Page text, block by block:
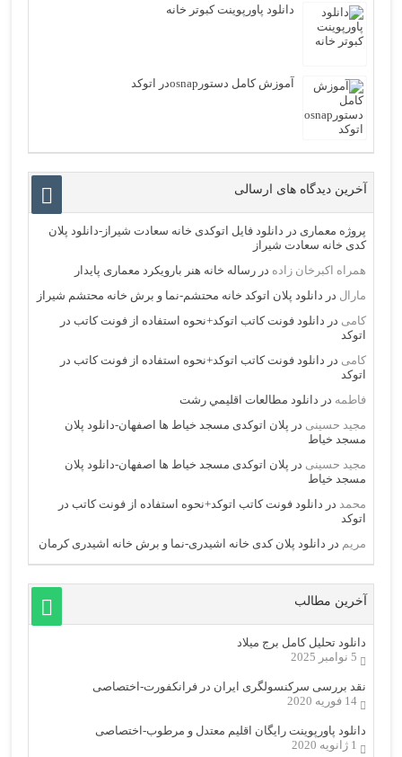
دانلود پاورپوینت کبوتر خانه
آموزش کامل دستورosnapدر اتوکد
آخرین دیدگاه های ارسالی
پروژه معماری در دانلود فایل اتوکدی خانه سعادت شیراز-دانلود پلان
کدی خانه سعادت شیراز
همراه اکبرخان زاده دررساله خانه هنر بارویکرد معماری پایدار
مارال در دانلود پلان اتوکد خانه محتشم-نما و برش خانه محتشم شیراز
کامی در دانلود فونت کاتب اتوکد+نحوه استفاده از فونت کاتب در
اتوکد
کامی در دانلود فونت کاتب اتوکد+نحوه استفاده از فونت کاتب در
اتوکد
فاطمه در دانلود مطالعات اقليمي رشت
مجید حسینی در پلان اتوکدی مسجد خیاط ها اصفهان-دانلود پلان
مسجد خیاط
مجید حسینی در پلان اتوکدی مسجد خیاط ها اصفهان-دانلود پلان
مسجد خیاط
محمد در دانلود فونت کاتب اتوکد+نحوه استفاده از فونت کاتب در
اتوکد
مریم در دانلود پلان کدی خانه اشیدری-نما و برش خانه اشیدری کرمان
آخرین مطالب
دانلود تحلیل کامل برج میلاد
5 نوامبر 2025
نقد بررسی سرکنسولگری ایران در فرانکفورت-اختصاصی
14 فوریه 2020
دانلود پاورپوینت رایگان اقلیم معتدل و مرطوب-اختصاصی
1 ژانویه 2020